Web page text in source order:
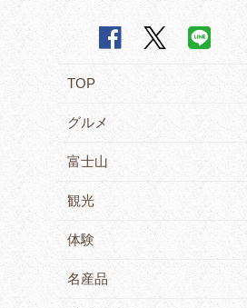
TOP
グルメ
富士山
観光
体験
名産品